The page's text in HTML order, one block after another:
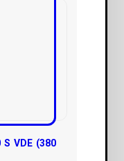
VDE (380